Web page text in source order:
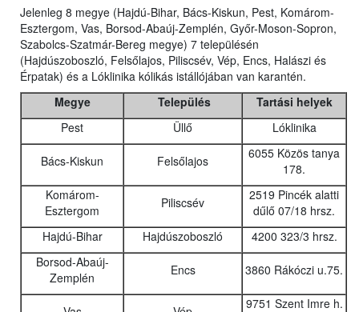
Jelenleg 8 megye (Hajdú-Bihar, Bács-Kiskun, Pest, Komárom-
Esztergom, Vas, Borsod-Abaúj-Zemplén, Győr-Moson-Sopron,
Szabolcs-Szatmár-Bereg megye) 7 településén
(Hajdúszoboszló, Felsőlajos, Piliscsév, Vép, Encs, Halászi és
Érpatak) és a Lóklinika kólikás istállójában van karantén.
Megye
Település
Tartási helyek
Pest
Üllő Lóklinika
Bács-Kiskun Felsőlajos
6055 Közös tanya
178.
Komárom-
Esztergom
Piliscsév
2519 Pincék alatti
dűlő 07/18 hrsz.
Hajdú-Bihar
Hajdúszoboszló
4200 323/3 hrsz.
Borsod-Abaúj-
Zemplén
Encs 3860 Rákóczi u.75.
9751 Szent Imre h.